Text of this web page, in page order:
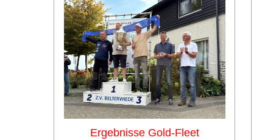
Ergebnisse Gold-Fleet